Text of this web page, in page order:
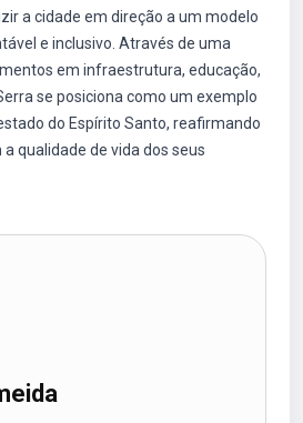
a cidade em direção a um modelo
e inclusivo. Através de uma
em infraestrutura, educação,
se posiciona como um exemplo
do Espírito Santo, reafirmando
qualidade de vida dos seus